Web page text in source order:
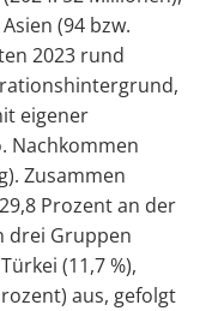
(94 bzw.
2023 rund
eigener
Nachkommen
Zusammen
Prozent an der
drei Gruppen
(11,7 %),
aus, gefolgt